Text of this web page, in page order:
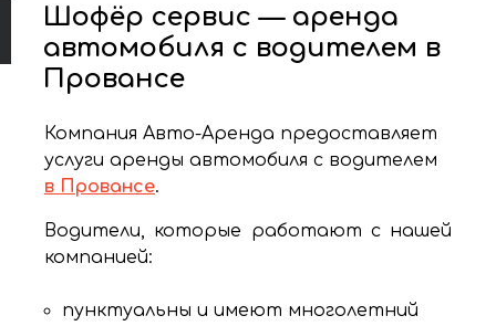
Шофёр сервис — аренда
автомобиля с водителем в
Провансе
Компания Авто-Аренда предоставляет
услуги аренды автомобиля с водителем
в Провансе.
Водители, которые работают с нашей
компанией:
пунктуальны и имеют многолетний